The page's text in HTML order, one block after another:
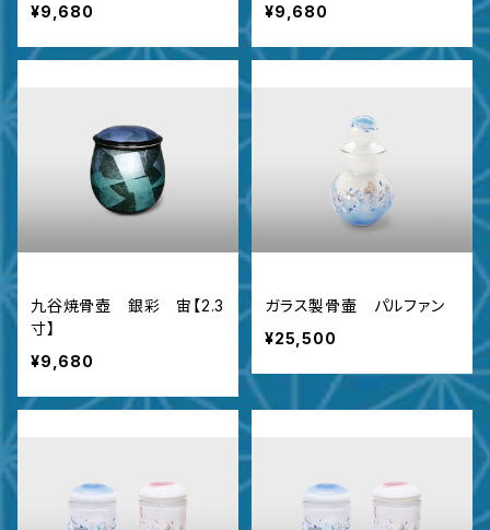
¥9,680
¥9,680
九谷焼骨壺 銀彩 宙【2.3
寸】
¥9,680
ガラス製骨壷 パルファン
¥25,500